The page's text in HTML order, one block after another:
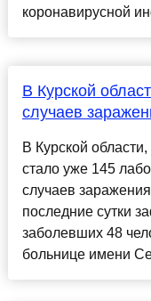
коронавирусной
В Курской
случаев
В Курской
стало уже 145
случаев
последние сутки
заболевших 48
больнице имени